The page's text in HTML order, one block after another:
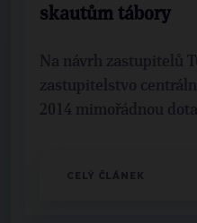
skautům tábory
Na návrh zastupitelů
zastupitelstvo
2014 mimořádnou
CELÝ ČLÁNEK